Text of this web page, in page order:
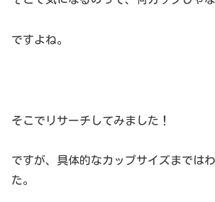
ですよね。
そこでリサーチしてみました！
ですが、具体的なカップサイズまでは
た。